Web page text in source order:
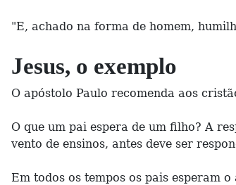
"E, achado na forma de homem,
Jesus, o exemplo
O apóstolo Paulo recomenda aos
O que um pai espera de um filho? A
vento de ensinos, antes deve ser
Em todos os tempos os pais esperam